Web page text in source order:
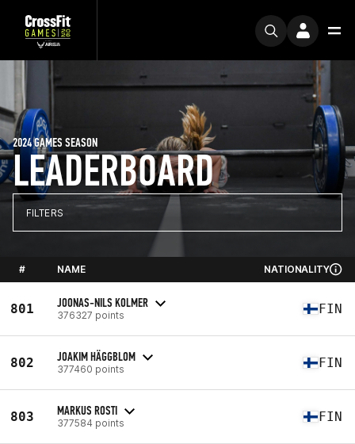
LEADERBOARD
2024 GAMES SEASON
FILTERS
# NAME NATIONALITY
801 JOONAS-NILS KOLMER
376327 points FIN
802 JOAKIM HÄGGBLOM
377460 points FIN
803 MARKUS ROSTI
377584 points FIN